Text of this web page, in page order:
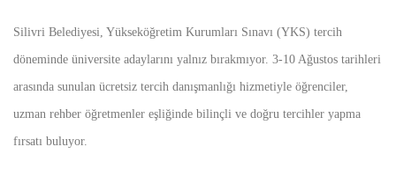
Silivri Belediyesi, Yükseköğretim Kurumları Sınavı (YKS) tercih
döneminde üniversite adaylarını yalnız bırakmıyor. 3-10 Ağustos tarihleri
arasında sunulan ücretsiz tercih danışmanlığı hizmetiyle öğrenciler,
uzman rehber öğretmenler eşliğinde bilinçli ve doğru tercihler yapma
fırsatı buluyor.